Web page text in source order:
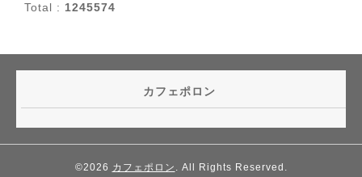
Total : 1245574
カフェポロン
©2026 カフェポロン . All Rights Reserved.